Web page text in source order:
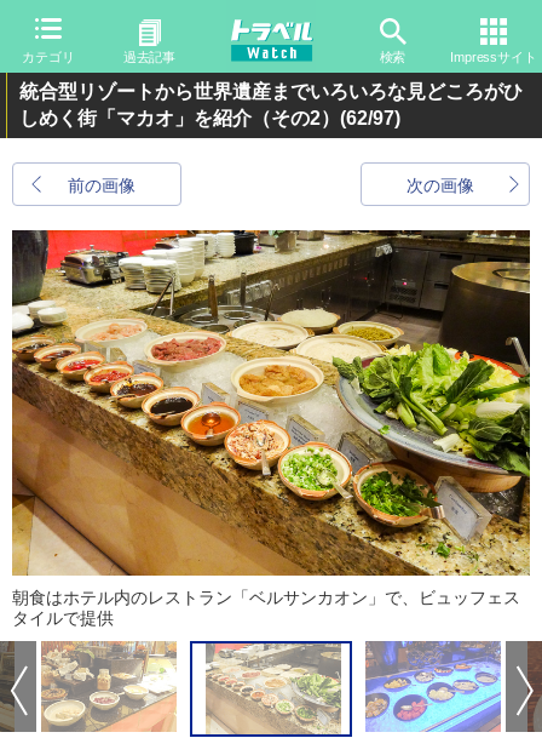
カテゴリ 過去記事 検索 Impressサイト
統合型リゾートから世界遺産までいろいろな見どころがひ
しめく街「マカオ」を紹介（その2） (62/97)
前の画像 次の画像
朝食はホテル内のレストラン「ベルサンカオン」で、ビュッフェス
タイルで提供